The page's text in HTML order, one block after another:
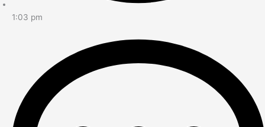
1:03 pm